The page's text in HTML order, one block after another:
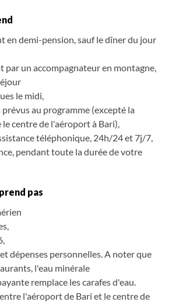
en demi-pension, sauf le dîner du jour
par un accompagnateur en montagne,
le midi,
au programme (excepté la
centre de l'aéroport à Bari),
téléphonique, 24h/24 et 7j/7,
pendant toute la durée de votre
pas
dépenses personnelles. A noter que
l'eau minérale
remplace les carafes d'eau.
l'aéroport de Bari et le centre de